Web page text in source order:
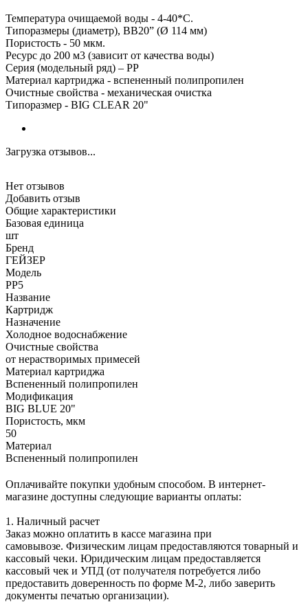
Температура очищаемой воды - 4-40*С.
Типоразмеры (диаметр), ВВ20” (Ø 114 мм)
Пористость - 50 мкм.
Ресурс до 200 м3 (зависит от качества воды)
Серия (модельный ряд) – PP
Материал картриджа - вспененный полипропилен
Очистные свойства - механическая очистка
Типоразмер - BIG CLEAR 20"
Загрузка отзывов...
Нет отзывов
Добавить отзыв
Общие характеристики
Базовая единица
шт
Бренд
ГЕЙЗЕР
Модель
PP5
Название
Картридж
Назначение
Холодное водоснабжение
Очистные свойства
от нерастворимых примесей
Материал картриджа
Вспененный полипропилен
Модификация
BIG BLUE 20"
Пористость, мкм
50
Материал
Вспененный полипропилен
Оплачивайте покупки удобным способом. В интернет-
магазине доступны следующие варианты оплаты:
1. Наличный расчет
Заказ можно оплатить в кассе магазина при
самовывозе. Физическим лицам предоставляются товарный и
кассовый чеки. Юридическим лицам предоставляется
кассовый чек и УПД (от получателя потребуется либо
предоставить доверенность по форме М-2, либо заверить
документы печатью организации).